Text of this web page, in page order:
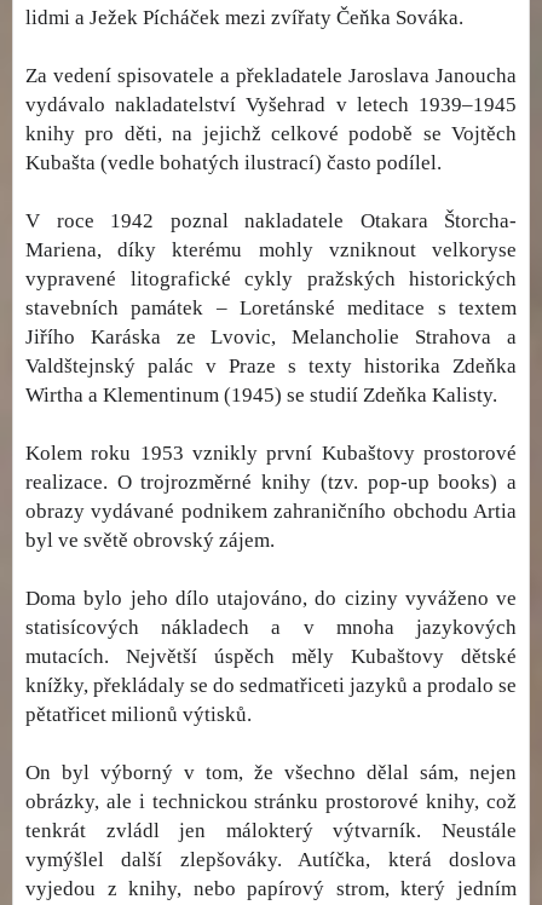
lidmi a Ježek Pícháček mezi zvířaty Čeňka Sováka.
Za vedení spisovatele a překladatele Jaroslava Janoucha
vydávalo nakladatelství Vyšehrad v letech 1939–1945
knihy pro děti, na jejichž celkové podobě se Vojtěch
Kubašta (vedle bohatých ilustrací) často podílel.
V roce 1942 poznal nakladatele Otakara Štorcha-
Mariena, díky kterému mohly vzniknout velkoryse
vypravené litografické cykly pražských historických
stavebních památek – Loretánské meditace s textem
Jiřího Karáska ze Lvovic, Melancholie Strahova a
Valdštejnský palác v Praze s texty historika Zdeňka
Wirtha a Klementinum (1945) se studií Zdeňka Kalisty.
Kolem roku 1953 vznikly první Kubaštovy prostorové
realizace. O trojrozměrné knihy (tzv. pop-up books) a
obrazy vydávané podnikem zahraničního obchodu Artia
byl ve světě obrovský zájem.
Doma bylo jeho dílo utajováno, do ciziny vyváženo ve
statisícových nákladech a v mnoha jazykových
mutacích. Největší úspěch měly Kubaštovy dětské
knížky, překládaly se do sedmatřiceti jazyků a prodalo se
pětatřicet milionů výtisků.
On byl výborný v tom, že všechno dělal sám, nejen
obrázky, ale i technickou stránku prostorové knihy, což
tenkrát zvládl jen málokterý výtvarník. Neustále
vymýšlel další zlepšováky. Autíčka, která doslova
vyjedou z knihy, nebo papírový strom, který jedním